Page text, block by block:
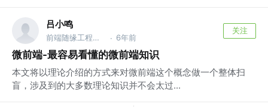
吕小鸣
前端随缘工程师 公众号: 吕小鸣Developer @ 郑州 · 6年前
关注
微前端-最容易看懂的微前端知识
本文将以理论介绍的方式来对微前端这个概念做一个整体扫
盲，涉及到的大多数理论知识并不会太过...